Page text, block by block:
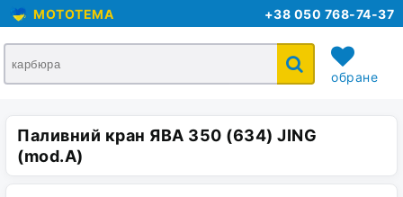
MOTOTEMA +38 050 768-74-37
обране
Паливний кран ЯВА 350 (634) JING
(mod.A)